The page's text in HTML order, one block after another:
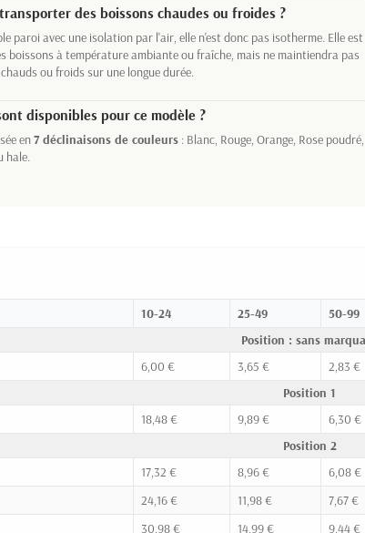
des boissons chaudes ou froides ?
paroi avec une isolation par l'air, elle n'est donc pas isotherme. Elle est
boissons à température ambiante ou fraîche, mais ne maintiendra pas
ou froids sur une longue durée.
disponibles pour ce modèle ?
en7 déclinaisons de couleurs : Blanc, Rouge, Orange, Rose poudré,
hale.
10-24 25-49 50-99
Position : sans
6,00 € 3,65 € 2,83 €
Position 1
18,48 € 9,89 € 6,30 €
Position 2
17,32 € 8,96 € 6,08 €
24,16 € 11,98 € 7,67 €
30,98 € 14,99 € 9,44 €